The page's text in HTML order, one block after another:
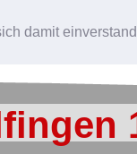
damit